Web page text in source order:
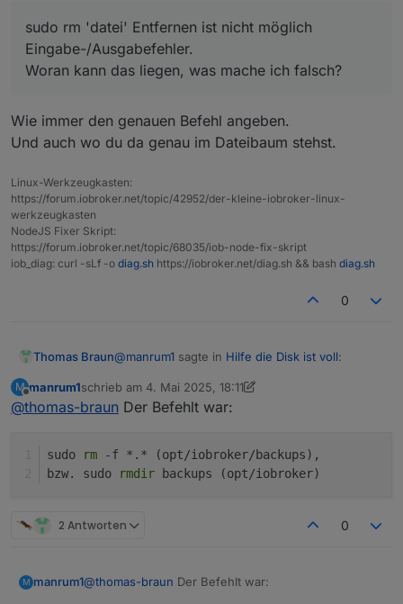
auch die partion und würde nun gerne den Inhalt von
opt/iobroker/backups vollständig löschen (rm -f
Das funktioniert aber nicht, es kommt ein:
sudo rm 'datei' Entfernen ist nicht möglich
Woran kann das liegen, was mache ich falsch?
sudo rm 'datei' Entfernen ist nicht möglich
Eingabe-/Ausgabefehler.
Woran kann das liegen, was mache ich falsch?
Wie immer den genauen Befehl angeben.
Und auch wo du da genau im Dateibaum stehst.
Linux-Werkzeugkasten:
https://forum.iobroker.net/topic/42952/der-kleine-iobroker-linux-
werkzeugkasten
NodeJS Fixer Skript:
https://forum.iobroker.net/topic/68035/iob-node-fix-skript
iob_diag: curl -sLf -o diag.sh https://iobroker.net/diag.sh && bash diag.sh
0
Thomas Braun@manrum1 sagte in Hilfe die Disk ist voll:
sudo rm 'datei' Entfernen ist nicht möglich
falsch?
Und auch wo du da genau im Dateibaum stehst.
M
Offline
manrum1schrieb am 4. Mai 2025, 18:11
zuletzt editiert von manrum1 5. Apr. 2025, 20:13
@thomas-braun Der Befehlt war:
sudo rm -f *.* (opt/iobroker/backups),
bzw. sudo
rmdir backups (opt/iobroker)
2 Antworten 0
M manrum1@thomas-braun Der Befehlt war: